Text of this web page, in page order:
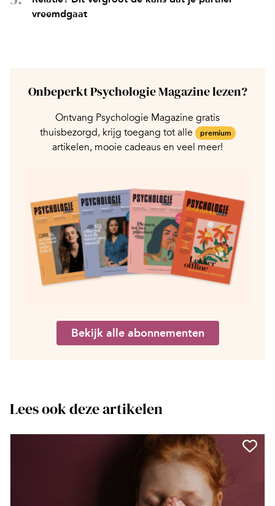
vreemdgaat
Onbeperkt Psychologie Magazine lezen?
Ontvang Psychologie Magazine gratis
thuisbezorgd, krijg toegang tot alle
premium
artikelen, mooie cadeaus en veel meer!
Bekijk alle abonnementen
Lees ook deze artikelen